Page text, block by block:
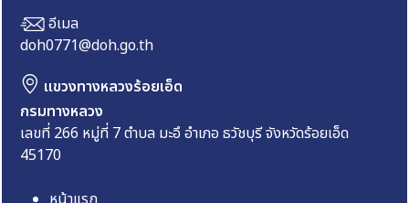
อีเมล
doh0771@doh.go.th
แขวงทางหลวงร้อยเอ็ด
กรมทางหลวง
เลขที่ 266 หมู่ที่ 7 ตำบล มะอึ อำเภอ ธวัชบุรี จังหวัดร้อยเอ็ด
45170